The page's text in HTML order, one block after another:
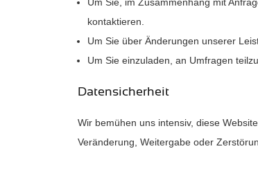
kontaktieren.
Um Sie über Änderungen unserer
Um Sie einzuladen, an Umfragen
Datensicherheit
Wir bemühen uns intensiv, diese
Veränderung, Weitergabe oder